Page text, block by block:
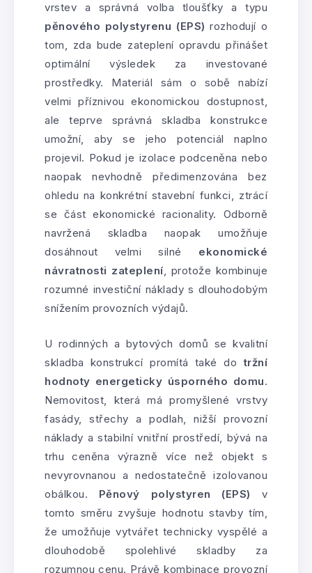
vrstev a správná volba tloušťky a typu
pěnového polystyrenu (EPS) rozhodují o
tom, zda bude zateplení opravdu přinášet
optimální výsledek za investované
prostředky. Materiál sám o sobě nabízí
velmi příznivou ekonomickou dostupnost,
ale teprve správná skladba konstrukce
umožní, aby se jeho potenciál naplno
projevil. Pokud je izolace podceněna nebo
naopak nevhodně předimenzována bez
ohledu na konkrétní stavební funkci, ztrácí
se část ekonomické racionality. Odborně
navržená skladba naopak umožňuje
dosáhnout velmi silné ekonomické
návratnosti zateplení, protože kombinuje
rozumné investiční náklady s dlouhodobým
snížením provozních výdajů.
U rodinných a bytových domů se kvalitní
skladba konstrukcí promítá také dotržní
hodnoty energeticky úsporného domu.
Nemovitost, která má promyšlené vrstvy
fasády, střechy a podlah, nižší provozní
náklady a stabilní vnitřní prostředí, bývá na
trhu ceněna výrazně více než objekt s
nevyrovnanou a nedostatečně izolovanou
obálkou. Pěnový polystyren (EPS) v
tomto směru zvyšuje hodnotu stavby tím,
že umožňuje vytvářet technicky vyspělé a
dlouhodobě spolehlivé skladby za
rozumnou cenu. Právě kombinace provozní